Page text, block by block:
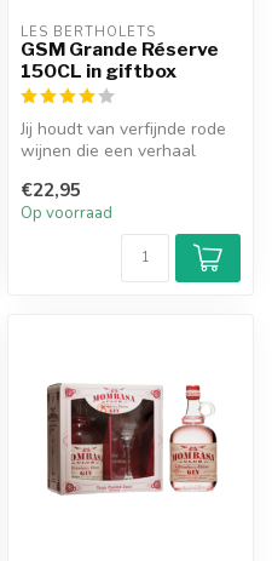
LES BERTHOLETS
GSM Grande Réserve
150CL in giftbox
Jij houdt van verfijnde rode
wijnen die een verhaal
Maa...
€22,95
Op voorraad